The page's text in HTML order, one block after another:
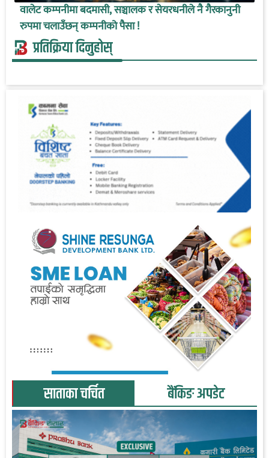
वालेट कम्पनीमा बदमासी, सञ्चालक र सेयरधनीले नै गैरकानुनी
रुपमा चलाउँछन् कम्पनीको पैसा !
प्रतिक्रिया दिनुहोस्
साताका चर्चित बैंकिङ अपडेट